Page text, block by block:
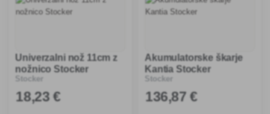
Univerzalni nož 11cm z
nožnico Stocker
Stocker
18,23 €
Akumulatorske škarje
Kantia Stocker
Stocker
136,87 €